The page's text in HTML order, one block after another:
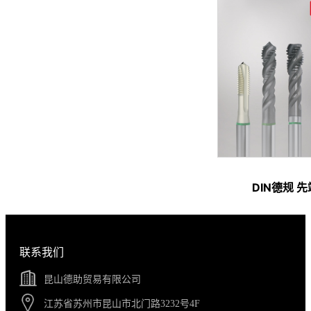
DIN德规
联系我们
昆山德助贸易有限公司
江苏省苏州市昆山市北门路3232号4F